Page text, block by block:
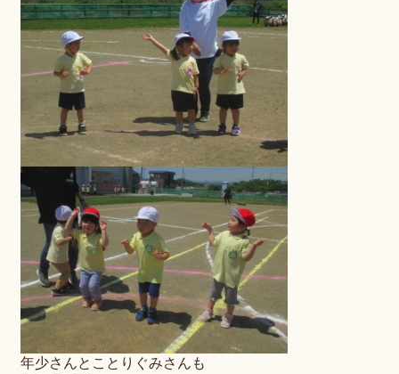
年少さんとことりぐみさんも